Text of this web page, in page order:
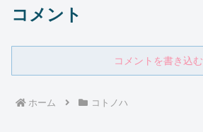
コメント
コメントを書き込む
ホーム コトノハ